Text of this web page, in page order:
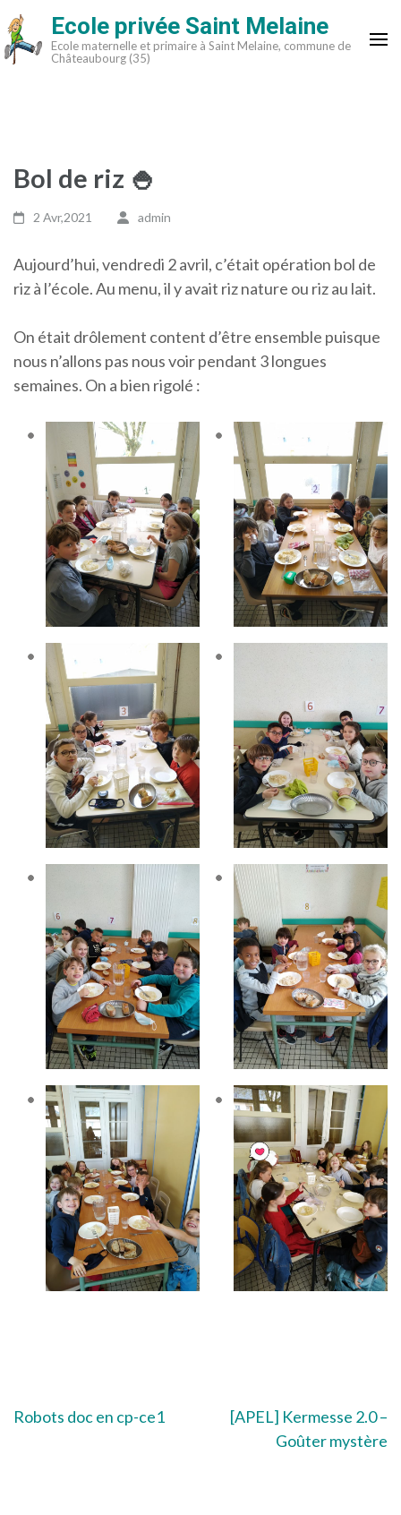
Aller
au
contenu
Ecole privée Saint Melaine
Ecole maternelle et primaire à Saint Melaine, commune de
Châteaubourg (35)
Bol de riz 🍚
2 Avr,2021 admin
Aujourd’hui, vendredi 2 avril, c’était opération bol de
riz à l’école. Au menu, il y avait riz nature ou riz au lait.
On était drôlement content d’être ensemble puisque
nous n’allons pas nous voir pendant 3 longues
semaines. On a bien rigolé :
Navigation
Robots doc en cp-ce1
[APEL] Kermesse 2.0 –
Goûter mystère